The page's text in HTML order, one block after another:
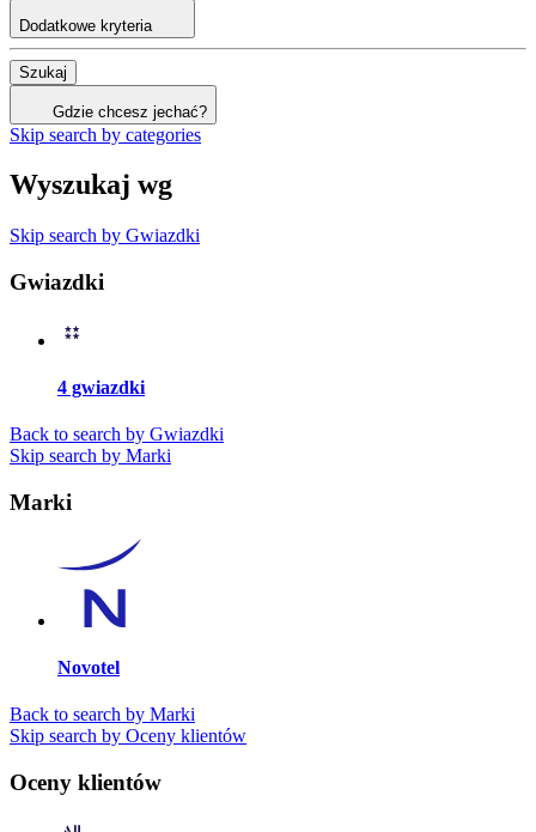
Dodatkowe kryteria
Szukaj
Gdzie chcesz jechać?
Skip search by categories
Wyszukaj wg
Skip search by Gwiazdki
Gwiazdki
4 gwiazdki
Back to search by Gwiazdki
Skip search by Marki
Marki
Novotel
Back to search by Marki
Skip search by Oceny klientów
Oceny klientów